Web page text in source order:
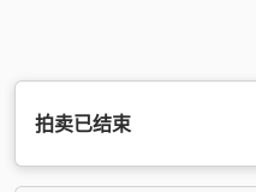
拍卖已结束